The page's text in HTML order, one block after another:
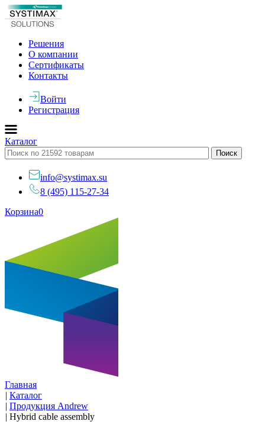
Решения
О компании
Сертификаты
Контакты
Войти
Регистрация
Каталог
info@systimax.su
8 (495) 115-27-34
Корзина0
Главная
| Каталог
| Продукция Andrew
| Hybrid cable assembly